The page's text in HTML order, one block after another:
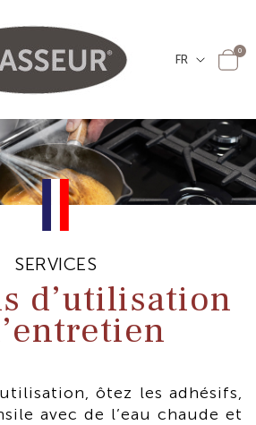
0
SERVICES
d’utilisation
ôtez les adhésifs,
avec de l’eau chaude et